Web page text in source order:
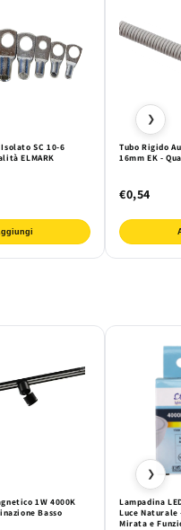
SC 10-6
ELMARK
Tubo Rigido
16mm EK -
€0,54
❯
1W 4000K
Basso
Lampadina
Luce
Mirata e
❯